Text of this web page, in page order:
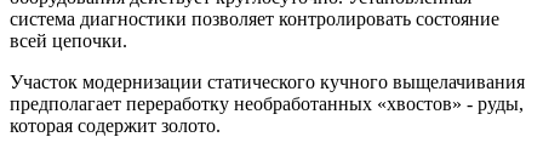
система диагностики позволяет контролировать состояние
всей цепочки.
Участок модернизации статического кучного выщелачивания
предполагает переработку необработанных «хвостов» - руды,
которая содержит золото.